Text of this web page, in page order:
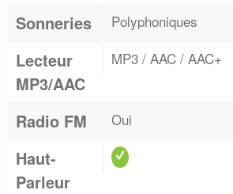
Sonneries Polyphoniques
Lecteur
MP3/AAC
MP3 / AAC / AAC+
Radio FM Oui
Haut-
Parleur